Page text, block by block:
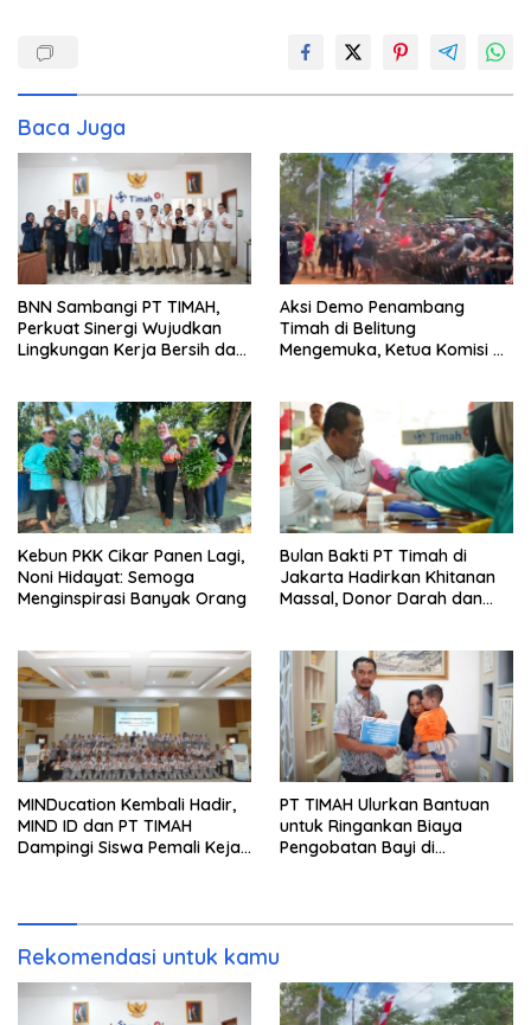
Baca Juga
BNN Sambangi PT TIMAH,
Perkuat Sinergi Wujudkan
Lingkungan Kerja Bersih dari
Aksi Demo Penambang
Timah di Belitung
Mengemuka, Ketua Komisi XII
Terbit
Kebun PKK Cikar Panen Lagi,
Noni Hidayat: Semoga
Menginspirasi Banyak Orang
Bulan Bakti PT Timah di
Jakarta Hadirkan Khitanan
Massal, Donor Darah dan
MINDucation Kembali Hadir,
MIND ID dan PT TIMAH
Dampingi Siswa Pemali Kejar
PT TIMAH Ulurkan Bantuan
untuk Ringankan Biaya
Pengobatan Bayi di
Rekomendasi untuk kamu